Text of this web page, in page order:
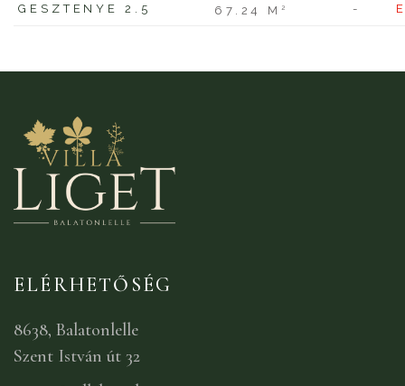
GESZTENYE 2.5 67.24 M2 -
ELÉRHETŐSÉG
8638, Balatonlelle
Szent István út 32